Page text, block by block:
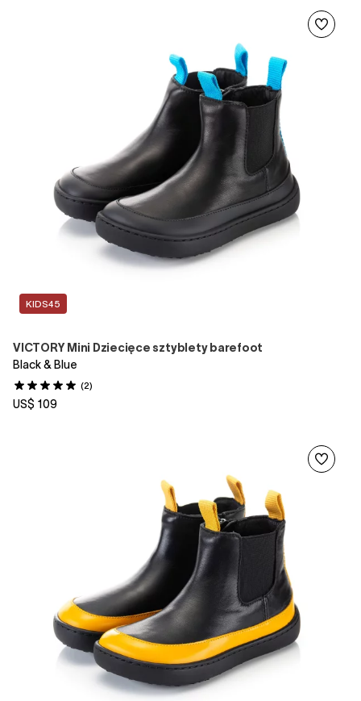
KIDS45
VICTORY Mini Dziecięce sztyblety barefoot
Black & Blue
(2)
US$ 109